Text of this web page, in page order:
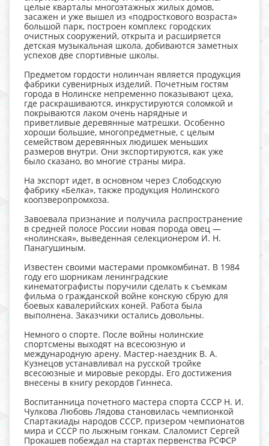
целые кварталы многоэтажных жилых домов,
засажен и уже вышел из «подросткового возраста»
большой парк, построен комплекс городских
очистных сооружений, открыта и расширяется
детская музыкальная школа, добиваются заметных
успехов две спортивные школы.
Предметом гордости нолинчан является продукция
фабрики сувенирных изделий. Почетным гостям
города в Нолинске непременно показывают цеха,
где раскрашиваются, инкрустируются соломкой и
покрываются лаком очень нарядные и
приветливые деревянные матрешки. Особенно
хороши большие, многопредметные, с целым
семейством деревянных людишек меньших
размеров внутри. Они экспортируются, как уже
было сказано, во многие страны мира.
На экспорт идет, в основном через Слободскую
фабрику «Белка», также продукция Нолинского
коопзверопромхоза.
Завоевала признание и получила распространение
в средней полосе России новая порода овец —
«нолинская», выведенная селекционером И. Н.
Панагушиным.
Известен своими мастерами промкомбинат. В 1984
году его шорникам ленинградские
кинематографисты поручили сделать к съемкам
фильма о гражданской войне конскую сбрую для
боевых кавалерийских коней. Работа была
выполнена. Заказчики остались довольны.
Немного о спорте. После войны нолинские
спортсмены выходят на всесоюзную и
международную арену. Мастер-наездник В. А.
Кузнецов устанавливал на русской тройке
всесоюзные и мировые рекорды. Его достижения
внесены в книгу рекордов Гиннеса.
Воспитанница почетного мастера спорта СССР Н. И.
Чулкова Любовь Лядова становилась чемпионкой
Спартакиады народов СССР, призером чемпионатов
мира и СССР по лыжным гонкам. Слаломист Сергей
Прокашев побеждал на стартах первенства РСФСР